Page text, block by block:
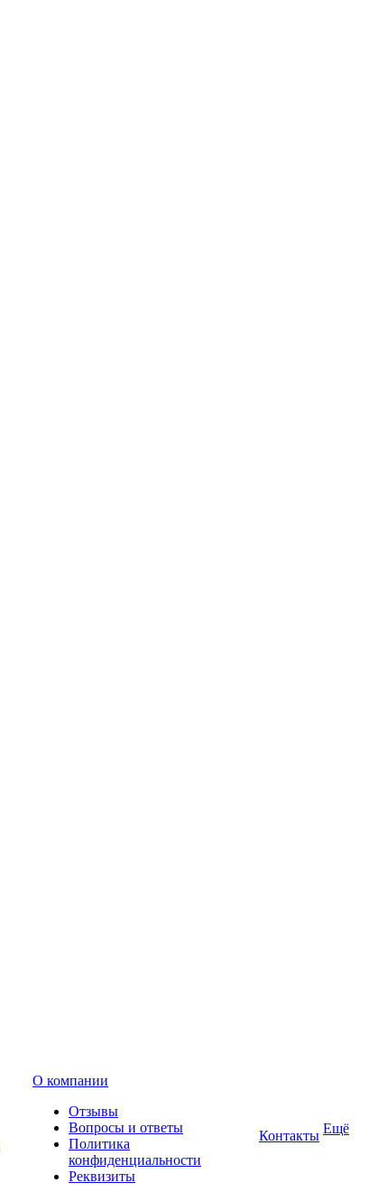
О компании
Отзывы
Вопросы и ответы
Политика
конфиденциальности
Реквизиты
Контакты Ещё